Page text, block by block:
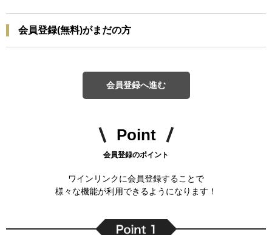
会員登録(無料)がまだの方
会員登録へ進む
Point
会員登録のポイント
ワインリンクに会員登録することで
様々な機能が利用できるようになります！